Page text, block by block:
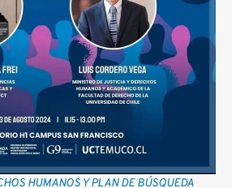
HUMANOS Y PLAN DE BÚSQUEDA